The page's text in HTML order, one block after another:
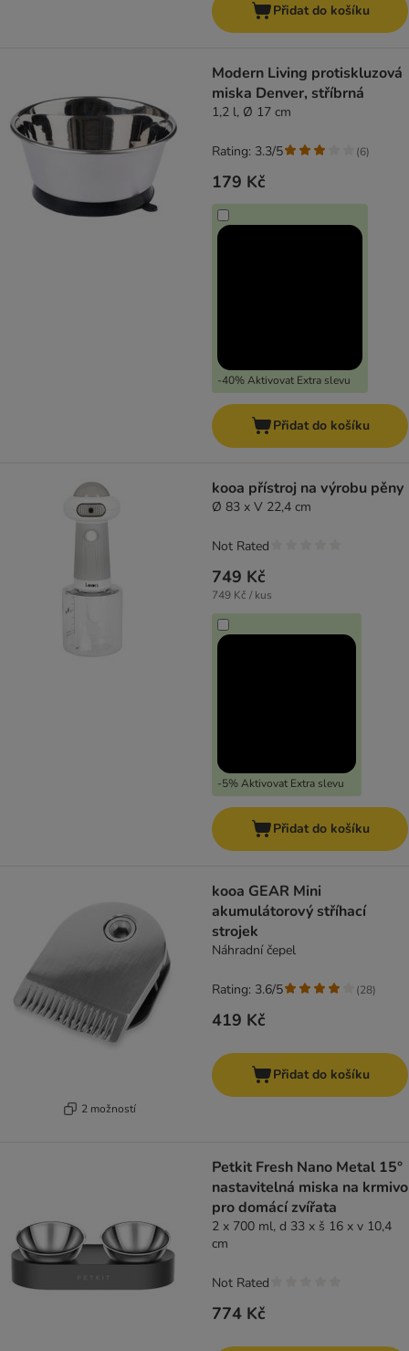
Přidat do košíku
Modern Living protiskluzová
miska Denver, stříbrná
1,2 l, Ø 17 cm
179 Kč
-40% Aktivovat Extra slevu
Rating: 3.3/5 (6)
Přidat do košíku
kooa přístroj na výrobu pěny
Ø 83 x V 22,4 cm
749 Kč
749 Kč / kus
-5% Aktivovat Extra slevu
Not Rated
Přidat do košíku
2 možností
kooa GEAR Mini
akumulátorový stříhací
strojek
Náhradní čepel
419 Kč
Rating: 3.6/5 (28)
Přidat do košíku
Petkit Fresh Nano Metal 15°
nastavitelná miska na krmivo
pro domácí zvířata
2 x 700 ml, d 33 x š 16 x v 10,4
cm
774 Kč
Not Rated